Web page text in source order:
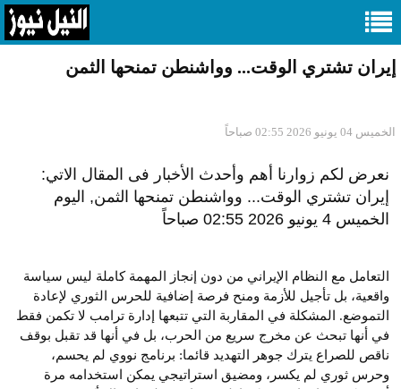
إيران تشتري الوقت... وواشنطن تمنحها الثمن
الخميس 04 يونيو 2026 02:55 صباحاً
نعرض لكم زوارنا أهم وأحدث الأخبار فى المقال الاتي:
إيران تشتري الوقت... وواشنطن تمنحها الثمن, اليوم
الخميس 4 يونيو 2026 02:55 صباحاً
التعامل مع النظام الإيراني من دون إنجاز المهمة كاملة ليس سياسة
واقعية، بل تأجيل للأزمة ومنح فرصة إضافية للحرس الثوري لإعادة
التموضع. المشكلة في المقاربة التي تتبعها إدارة ترامب لا تكمن فقط
في أنها تبحث عن مخرج سريع من الحرب، بل في أنها قد تقبل بوقف
ناقص للصراع يترك جوهر التهديد قائما: برنامج نووي لم يحسم،
وحرس ثوري لم يكسر، ومضيق استراتيجي يمكن استخدامه مرة